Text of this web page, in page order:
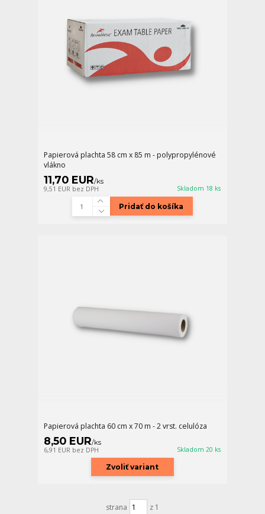
Papierová plachta 58 cm x 85 m - polypropylénové
vlákno
11,70 EUR/ks
9,51 EUR bez DPH Skladom 18 ks
Pridať do košíka
Papierová plachta 60 cm x 70 m - 2 vrst. celulóza
8,50 EUR/ks
6,91 EUR bez DPH Skladom 20 ks
Zvoliť variant
strana z 1